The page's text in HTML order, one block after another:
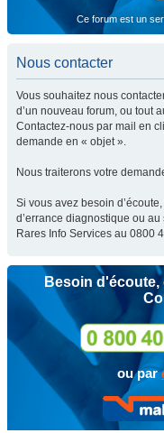
Ce forum est un
Nous contacter
Vous souhaitez nous
d’un nouveau forum, ou tout
Contactez-nous par mail en
demande en « objet ».
Nous traiterons votre
Si vous avez besoin
d’errance diagnostique ou
Rares Info Services au 0800
Besoin
ou par